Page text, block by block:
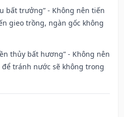
bất trưởng” - Không nên tiến
gieo trồng, ngàn gốc không
thủy bất hương” - Không nên
tránh nước sẽ không trong